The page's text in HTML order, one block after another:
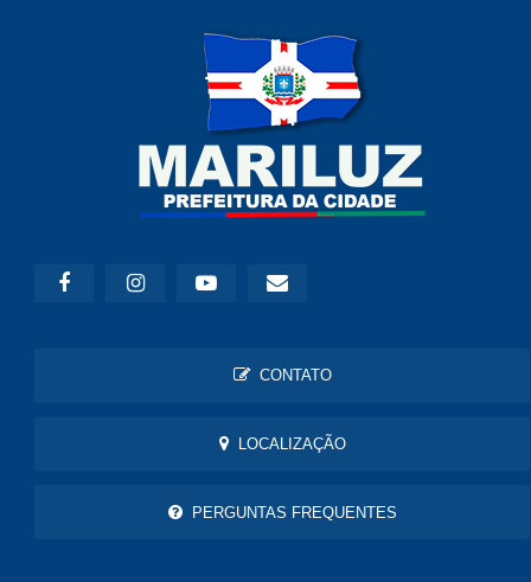
CONTATO
LOCALIZAÇÃO
PERGUNTAS FREQUENTES